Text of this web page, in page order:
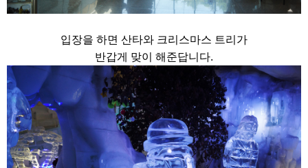
입장을 하면 산타와 크리스마스 트리가
반갑게 맞이 해준답니다.